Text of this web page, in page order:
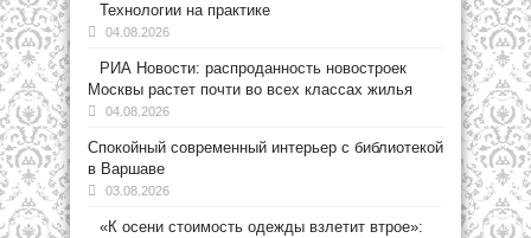
Технологии на практике
04.08.2026
РИА Новости: распроданность новостроек
Москвы растет почти во всех классах жилья
04.08.2026
Спокойный современный интерьер с библиотекой
в Варшаве
03.08.2026
«К осени стоимость одежды взлетит втрое»: